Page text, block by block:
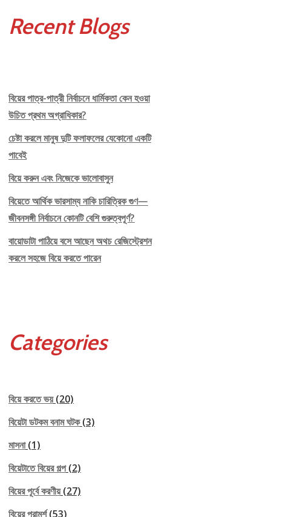
Recent Blogs
বিয়ের পাত্র-পাত্রী নির্বাচনে ধার্মিকতা কেন হওয়া
উচিত প্রথম অগ্রাধিকার?
চেষ্টা করলে মানুষ দুটি ফলাফলের যেকোনো একটি
পাবেই
বিয়ে করুন এবং নিজেকে ভালোবাসুন
বিয়েতে আর্থিক ভারসাম্য নাকি চারিত্রিক গুণ—
জীবনসঙ্গী নির্বাচনে কোনটি বেশি গুরুত্বপূর্ণ?
বায়োডাটা পাঠিয়ে বসে আছেন অথচ রেজিস্ট্রেশন
করলে সহজে বিয়ে করতে পারেন
Categories
বিয়ে করতে ভয়(20)
বিয়েটা ডটকম বনাম ঘটক(3)
মাসনা(1)
বিয়েটাতে বিয়ের গল্প(2)
বিয়ের পূর্বে করণীয়(27)
বিয়ের পরামর্শ(53)